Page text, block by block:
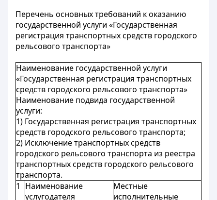
Перечень основных требований к оказанию
государственной услуги «Государственная
регистрация транспортных средств городского
рельсового транспорта»
Наименование государственной услуги
«Государственная регистрация транспортных
средств городского рельсового транспорта»
Наименование подвида государственной
услуги:
1) Государственная регистрация транспортных
средств городского рельсового транспорта;
2) Исключение транспортных средств
городского рельсового транспорта из реестра
транспортных средств городского рельсового
транспорта.
1
Наименование
услугодателя
Местные
исполнительные